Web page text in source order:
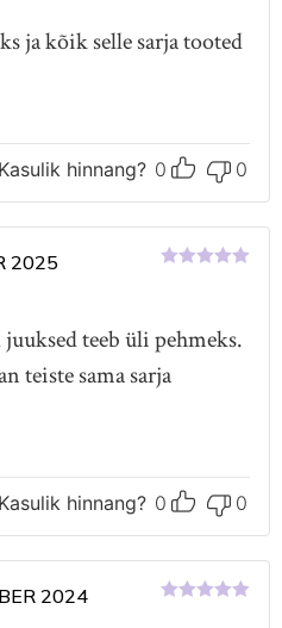
ja kõik selle sarja tooted
Kasulik hinnang? 0 0
2025
teeb üli pehmeks.
teiste sama sarja
Kasulik hinnang? 0 0
2024